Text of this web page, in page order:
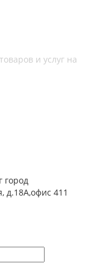
и услуг на
город
д.18А,офис 411